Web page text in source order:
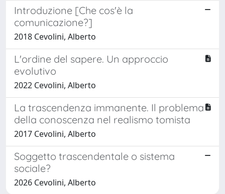
Introduzione [Che cos'è la
comunicazione?]
2018 Cevolini, Alberto
L'ordine del sapere. Un approccio
evolutivo
2022 Cevolini, Alberto
La trascendenza immanente. Il problema
della conoscenza nel realismo tomista
2017 Cevolini, Alberto
Soggetto trascendentale o sistema
sociale?
2026 Cevolini, Alberto